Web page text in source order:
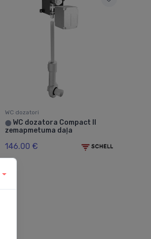
WC dozatori
⬤WC dozatora Compact II
zemapmetuma daļa
146.00 €